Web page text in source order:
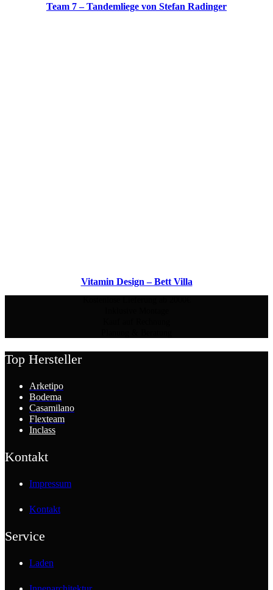
Team 7 – Tandemliege von Stefan Radinger
Vitamin Design – Bett Villa
Top Hersteller
Arketipo
Bodema
Casamilano
Flexteam
Inclass
Kontakt
Impressum
Kontakt
Service
Laden